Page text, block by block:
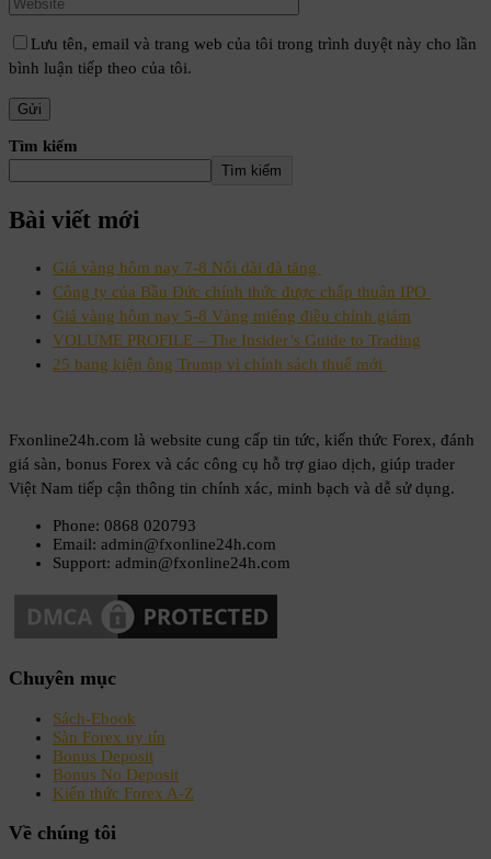
Lưu tên, email và trang web của tôi trong trình duyệt này cho lần
bình luận tiếp theo của tôi.
Tìm kiếm
Tìm kiếm
Bài viết mới
Giá vàng hôm nay 7-8 Nối dài đà tăng
Công ty của Bầu Đức chính thức được chấp thuận IPO
Giá vàng hôm nay 5-8 Vàng miếng điều chỉnh giảm
VOLUME PROFILE – The Insider’s Guide to Trading
25 bang kiện ông Trump vì chính sách thuế mới
Fxonline24h.com là website cung cấp tin tức, kiến thức Forex, đánh
giá sàn, bonus Forex và các công cụ hỗ trợ giao dịch, giúp trader
Việt Nam tiếp cận thông tin chính xác, minh bạch và dễ sử dụng.
Phone: 0868 020793
Email: admin@fxonline24h.com
Support: admin@fxonline24h.com
Chuyên mục
Sách-Ebook
Sàn Forex uy tín
Bonus Deposit
Bonus No Deposit
Kiến thức Forex A-Z
Về chúng tôi